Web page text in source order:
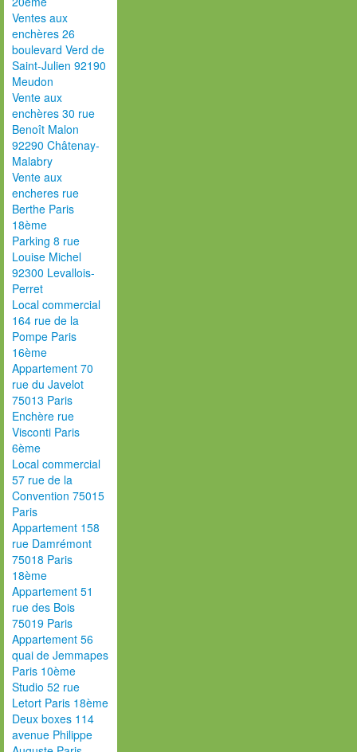
Ventes aux
enchères 26
boulevard Verd de
Saint-Julien 92190
Meudon
Vente aux
enchères 30 rue
Benoît Malon
92290 Châtenay-
Malabry
Vente aux
encheres rue
Berthe Paris
18ème
Parking 8 rue
Louise Michel
92300 Levallois-
Perret
Local commercial
164 rue de la
Pompe Paris
16ème
Appartement 70
rue du Javelot
75013 Paris
Enchère rue
Visconti Paris
6ème
Local commercial
57 rue de la
Convention 75015
Paris
Appartement 158
rue Damrémont
75018 Paris
18ème
Appartement 51
rue des Bois
75019 Paris
Appartement 56
quai de Jemmapes
Paris 10ème
Studio 52 rue
Letort Paris 18ème
Deux boxes 114
avenue Philippe